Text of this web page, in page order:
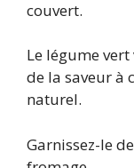
couvert.
Le légume
de la saveur à
naturel.
Garnissez-le